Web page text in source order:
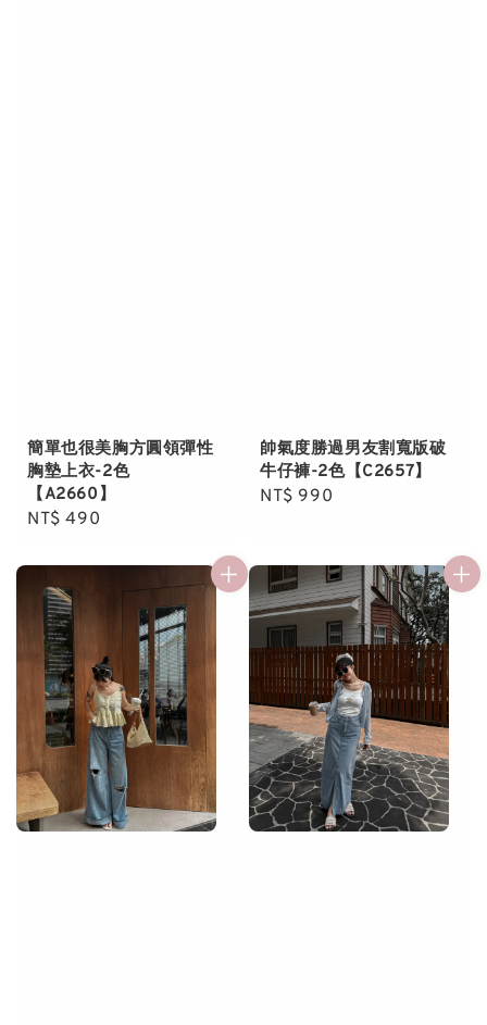
簡單也很美胸方圓領彈性
胸墊上衣-2色
【A2660】
Regular
NT$ 490
帥氣度勝過男友割寬版破
牛仔褲-2色【C2657】
Regular
NT$ 990